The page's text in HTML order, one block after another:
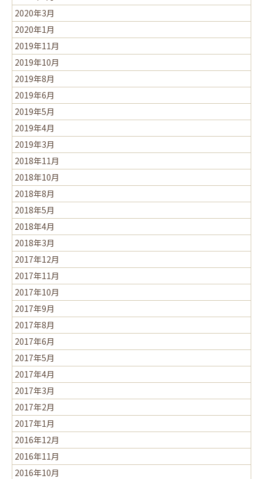
2020年3月
2020年1月
2019年11月
2019年10月
2019年8月
2019年6月
2019年5月
2019年4月
2019年3月
2018年11月
2018年10月
2018年8月
2018年5月
2018年4月
2018年3月
2017年12月
2017年11月
2017年10月
2017年9月
2017年8月
2017年6月
2017年5月
2017年4月
2017年3月
2017年2月
2017年1月
2016年12月
2016年11月
2016年10月